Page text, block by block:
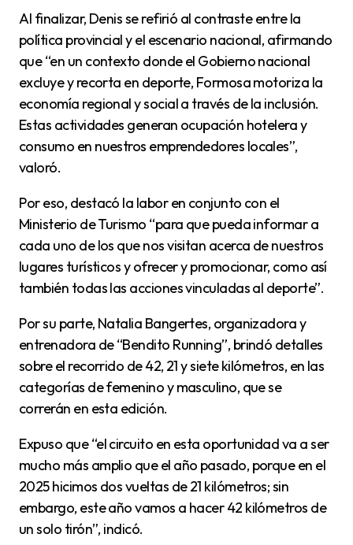
Al finalizar, Denis se refirió al contraste entre la
política provincial y el escenario nacional, afirmando
que “en un contexto donde el Gobierno nacional
excluye y recorta en deporte, Formosa motoriza la
economía regional y social a través de la inclusión.
Estas actividades generan ocupación hotelera y
consumo en nuestros emprendedores locales”,
valoró.
Por eso, destacó la labor en conjunto con el
Ministerio de Turismo “para que pueda informar a
cada uno de los que nos visitan acerca de nuestros
lugares turísticos y ofrecer y promocionar, como así
también todas las acciones vinculadas al deporte”.
Por su parte, Natalia Bangertes, organizadora y
entrenadora de “Bendito Running”, brindó detalles
sobre el recorrido de 42, 21 y siete kilómetros, en las
categorías de femenino y masculino, que se
correrán en esta edición.
Expuso que “el circuito en esta oportunidad va a ser
mucho más amplio que el año pasado, porque en el
2025 hicimos dos vueltas de 21 kilómetros; sin
embargo, este año vamos a hacer 42 kilómetros de
un solo tirón”, indicó.